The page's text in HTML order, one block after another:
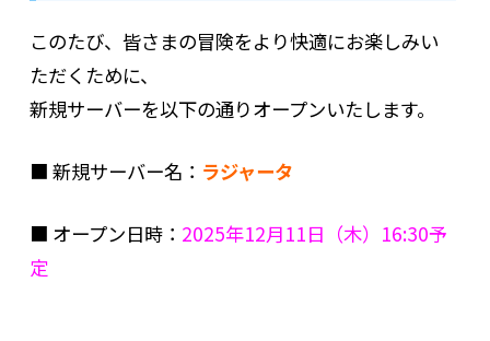
このたび、皆さまの冒険をより快適にお楽しみい
ただくために、
新規サーバーを以下の通りオープンいたします。
■新規サーバー名： ラジャータ
■ オープン日時： 2025年12月11日（木）16:30予
定